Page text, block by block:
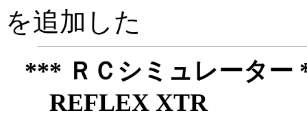
を追加した
*** ＲＣシミュレーター
REFLEX XTR